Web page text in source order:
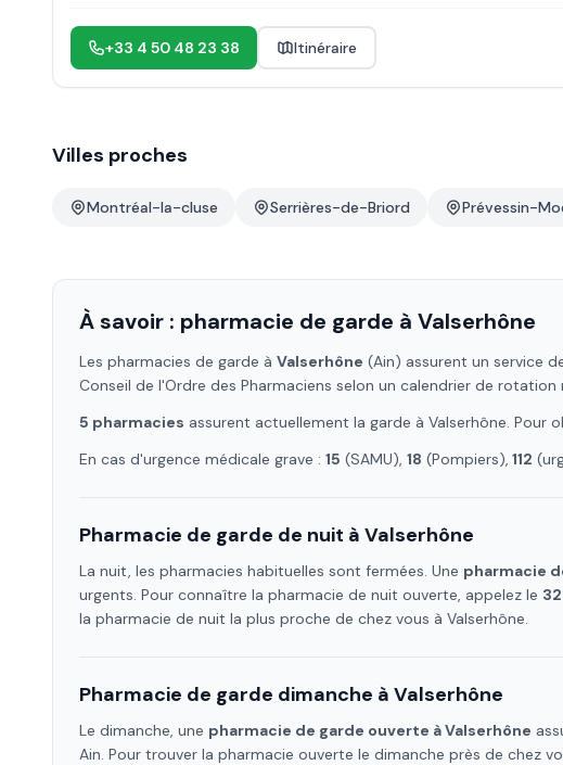
+33 4 50 48 23 38 Itinéraire
Villes proches
Montréal-la-cluse Serrières-de-Briord Prévessin-
À savoir : pharmacie de garde à Valserhône
Les pharmacies de garde à Valserhône (Ain) assurent un service
Conseil de l'Ordre des Pharmaciens selon un calendrier de rotation
5 pharmacies assurent actuellement la garde à Valserhône. Pour
En cas d'urgence médicale grave : 15 (SAMU), 18 (Pompiers), 112
Pharmacie de garde de nuit à Valserhône
La nuit, les pharmacies habituelles sont fermées. Une pharmacie
urgents. Pour connaître la pharmacie de nuit ouverte, appelez le
la pharmacie de nuit la plus proche de chez vous à Valserhône.
Pharmacie de garde dimanche à Valserhône
Le dimanche, une pharmacie de garde ouverte àValserhône
Ain. Pour trouver la pharmacie ouverte le dimanche près de chez